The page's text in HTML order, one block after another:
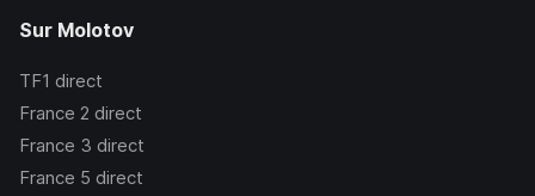
Sur Molotov
TF1 direct
France 2 direct
France 3 direct
France 5 direct